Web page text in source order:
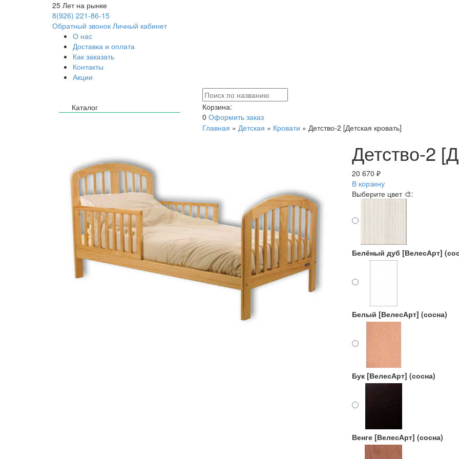
25 Лет на рынке
8(926) 221-86-15
Обратный звонок Личный кабинет
О нас
Доставка и оплата
Как заказать
Контакты
Акции
Каталог
Корзина:
0 Оформить заказ
Главная » Детская » Кровати » Детство-2 [Детская кровать]
Детство-2
20 670 ₽
В корзину
Выберите цвет 🎨:
Белёный дуб [ВелесАрт]
Белый [ВелесАрт] (сосна)
Бук [ВелесАрт] (сосна)
Венге [ВелесАрт] (сосна)